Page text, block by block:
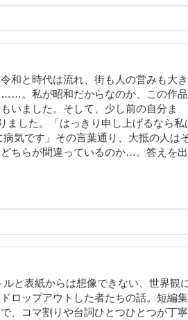
和と時代は流れ、街も人の営みも大
。私が昭和だからなのか、この作
いました。そして、少し前の自分ま
ました。「はっきり申し上げるなら私
気です」その言葉通り、大抵の人は
ちらが間違っているのか…。答えを
と表紙からは想像できない、世界観
ロップアウトした者たちの話。短編
、コマ割りや台詞ひとつひとつが丁